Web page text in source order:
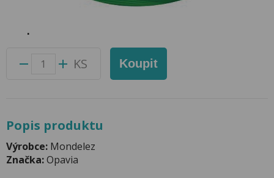
KS Koupit
Popis produktu
Výrobce: Mondelez
Značka:Opavia